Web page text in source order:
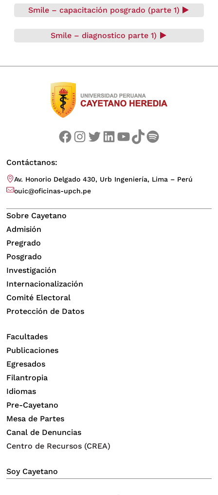
Smile – capacitación posgrado (parte 1)
Smile – diagnostico parte 1)
Facebook Instagram Twitter LinkedIn YouTube TikTok Spotify
Contáctanos:
Av. Honorio Delgado 430, Urb Ingeniería, Lima – Perú
ouic@oficinas-upch.pe
Sobre Cayetano
Admisión
Pregrado
Posgrado
Investigación
Internacionalización
Comité Electoral
Protección de Datos
Facultades
Publicaciones
Egresados
Filantropia
Idiomas
Pre-Cayetano
Mesa de Partes
Canal de Denuncias
Centro de Recursos (CREA)
Soy Cayetano